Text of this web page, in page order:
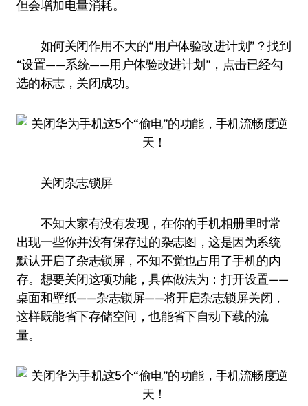
但会增加电量消耗。
如何关闭作用不大的“用户体验改进计划”？找到
“设置——系统——用户体验改进计划”，点击已经勾
选的标志，关闭成功。
关闭杂志锁屏
不知大家有没有发现，在你的手机相册里时常
出现一些你并没有保存过的杂志图，这是因为系统
默认开启了杂志锁屏，不知不觉也占用了手机的内
存。想要关闭这项功能，具体做法为：打开设置——
桌面和壁纸——杂志锁屏——将开启杂志锁屏关闭，
这样既能省下存储空间，也能省下自动下载的流
量。